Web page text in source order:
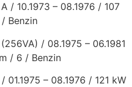
/ 10.1973 – 08.1976 / 107
/ Benzin
/ 08.1975 – 06.1981
/ 6 / Benzin
/ 01.1975 – 08.1976 / 121 kW